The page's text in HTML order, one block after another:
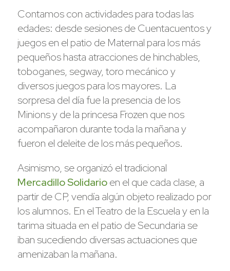
Contamos con actividades para todas las
edades: desde sesiones de Cuentacuentos y
juegos en el patio de Maternal para los más
pequeños hasta atracciones de hinchables,
toboganes, segway, toro mecánico y
diversos juegos para los mayores. La
sorpresa del día fue la presencia de los
Minions y de la princesa Frozen que nos
acompañaron durante toda la mañana y
fueron el deleite de los más pequeños.
Asimismo, se organizó el tradicional
Mercadillo Solidarioen el que cada clase, a
partir de CP, vendía algún objeto realizado por
los alumnos. En el Teatro de la Escuela y en la
tarima situada en el patio de Secundaria se
iban sucediendo diversas actuaciones que
amenizaban la mañana.